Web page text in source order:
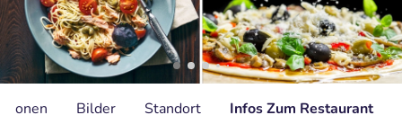
Bilder Standort Infos Zum Restaurant